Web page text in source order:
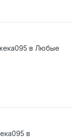
в Любые
в